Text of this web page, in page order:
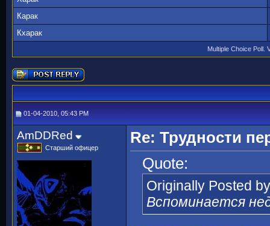
Карак
Кхарак
Multiple Choice Poll.
01-04-2010, 05:43 PM
AmDDRed
Старший офицер
Re: Трудности
Quote:
Originally Posted
Вспоминается